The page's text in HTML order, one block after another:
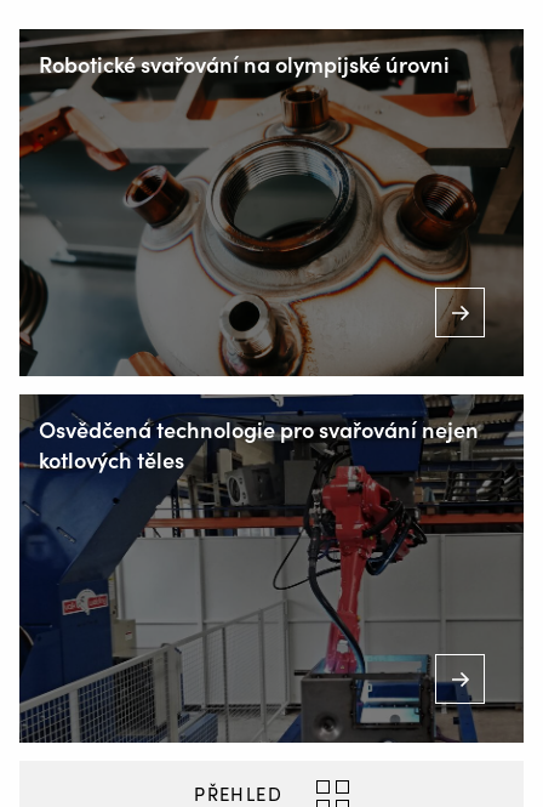
Místecká 985
739 21 Paskov
+420 556 730 954
INFO@VALKWELDING.CZ
+420 725 838 812
(pondělí až sobota od 7,00 do 23,00 hodin)
Robotické svařování na olympijské úrovni
Osvědčená technologie pro svařování nejen
kotlových těles
PŘEHLED